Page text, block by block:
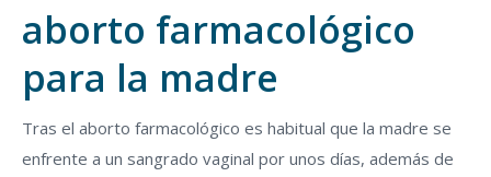
aborto farmacológico
para la madre
Tras el aborto farmacológico es habitual que la madre se
enfrente a un sangrado vaginal por unos días, además de